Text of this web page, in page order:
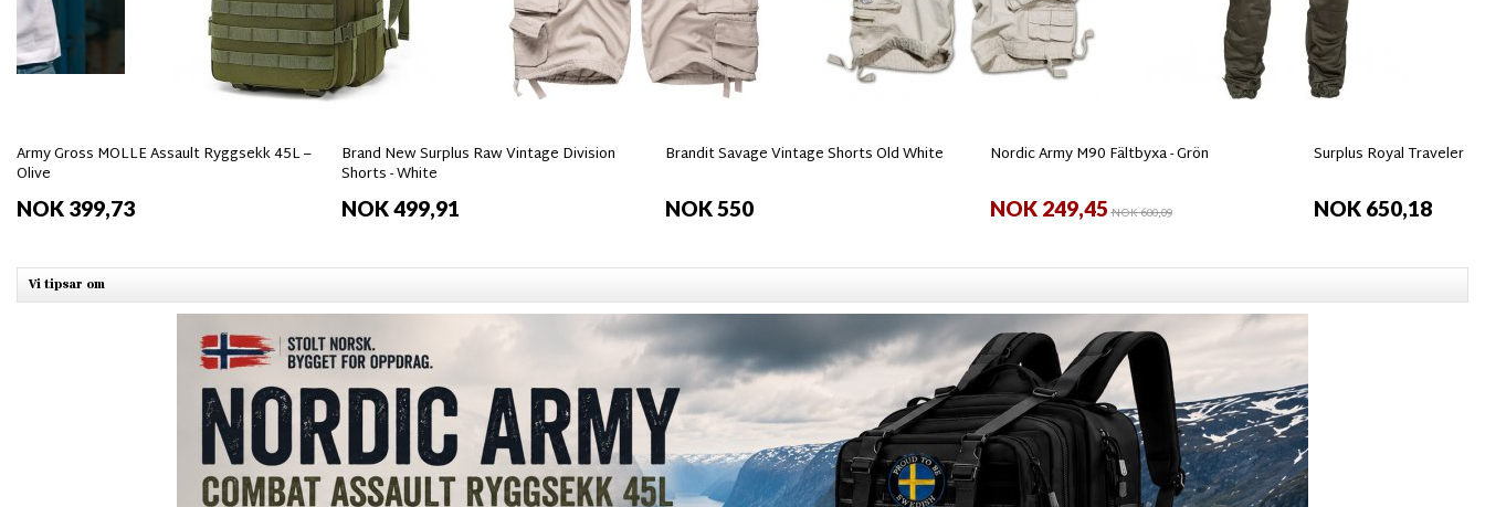
Army Gross MOLLE Assault Ryggsekk 45L –
Olive
NOK 399,73
Brand New Surplus Raw Vintage Division
Shorts - White
NOK 499,91
Brandit Savage Vintage Shorts Old White
NOK 550
Nordic Army M90 Fältbyxa - Grön
NOK 249,45NOK 600,09
Surplus Royal Traveler
NOK 650,18
Vi tipsar om